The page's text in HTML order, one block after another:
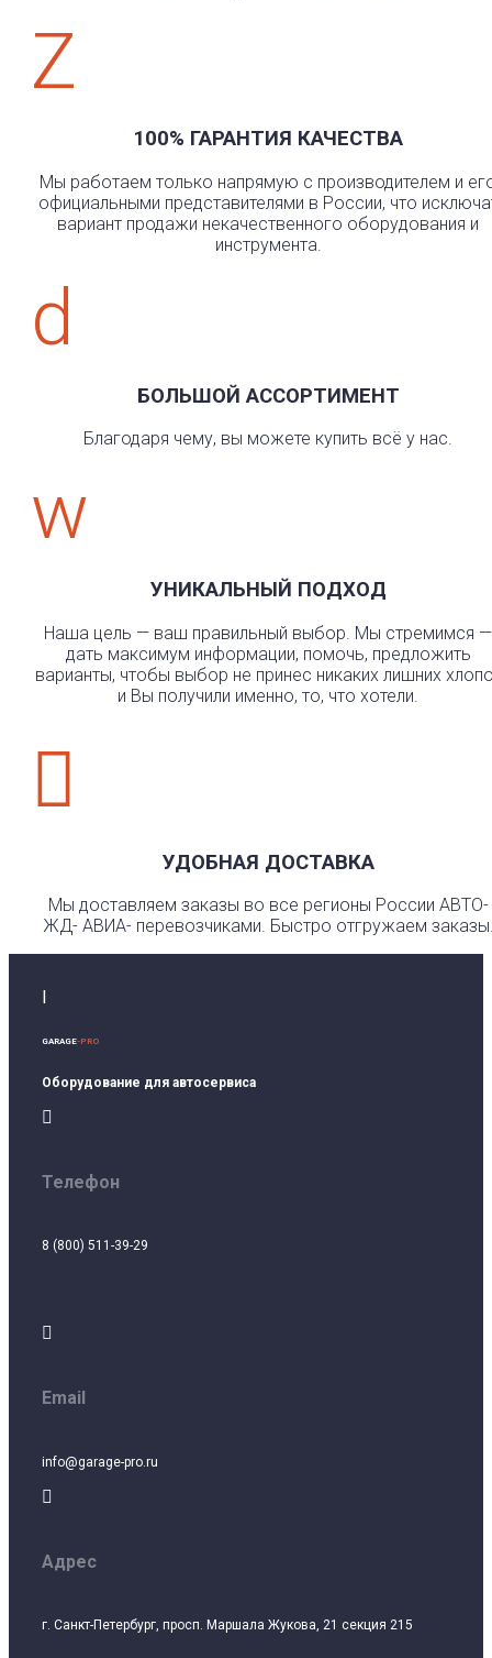
Z
100% ГАРАНТИЯ КАЧЕСТВА
Мы работаем только напрямую с производителем и
официальными представителями в России, что
вариант продажи некачественного оборудования и
инструмента.
d
БОЛЬШОЙ АССОРТИМЕНТ
Благодаря чему, вы можете купить всё у нас.
w
УНИКАЛЬНЫЙ ПОДХОД
Наша цель — ваш правильный выбор. Мы стремимся —
дать максимум информации, помочь, предложить
варианты, чтобы выбор не принес никаких лишних
и Вы получили именно, то, что хотели.

УДОБНАЯ ДОСТАВКА
Мы доставляем заказы во все регионы России АВТО-
ЖД- АВИА- перевозчиками. Быстро отгружаем
GARAGE-PRO
Оборудование для автосервиса

Телефон
8 (800) 511-39-29

Email
info@garage-pro.ru

Адрес
г. Санкт-Петербург, просп. Маршала Жукова, 21 секция 215